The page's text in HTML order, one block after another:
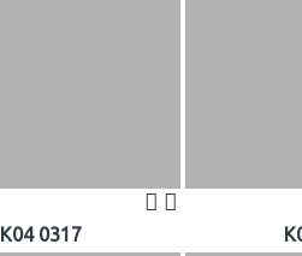
K04 0317